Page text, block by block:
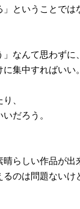
ということでは
なんて思わずに、
集中すればいい。
、
だろう。
らしい作品が出
のは問題ないけ